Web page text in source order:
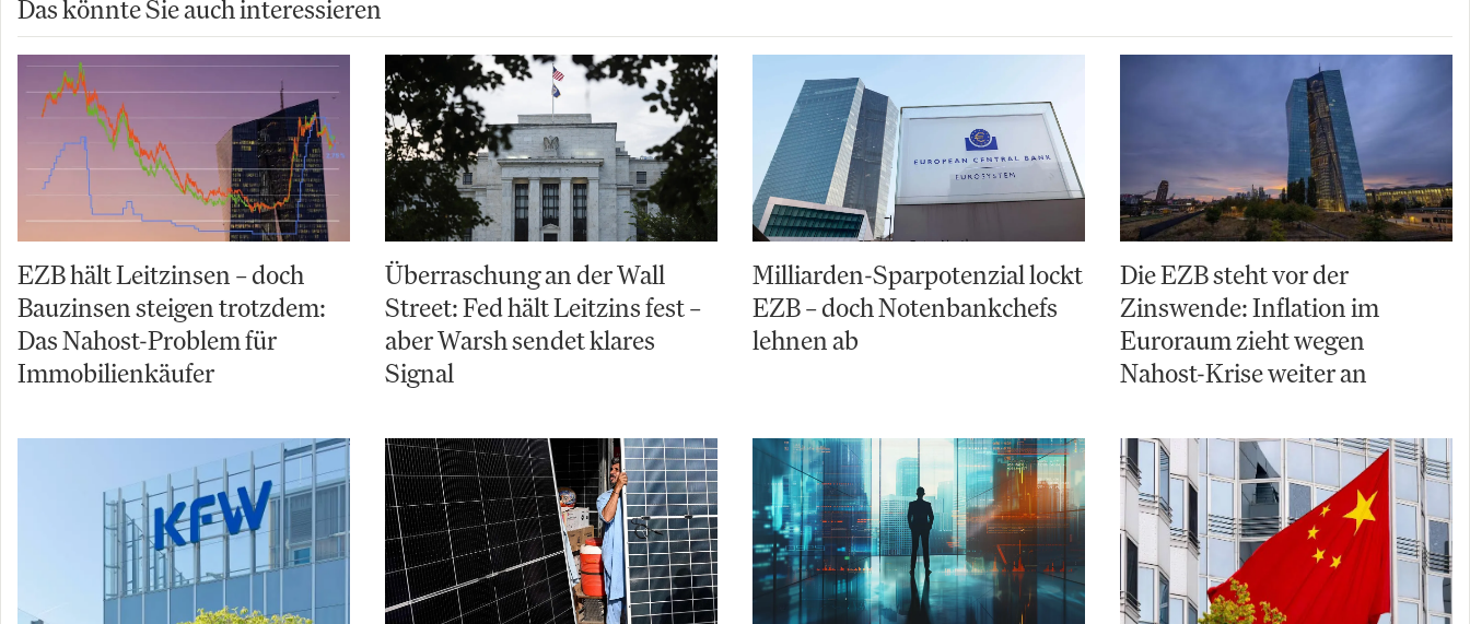
Das könnte Sie auch interessieren
EZB hält Leitzinsen – doch
Bauzinsen steigen trotzdem:
Das Nahost-Problem für
Immobilienkäufer
Überraschung an der Wall
Street: Fed hält Leitzins fest –
aber Warsh sendet klares
Signal
Milliarden-Sparpotenzial lockt
EZB – doch Notenbankchefs
lehnen ab
Die EZB steht vor der
Zinswende: Inflation im
Euroraum zieht wegen
Nahost-Krise weiter an